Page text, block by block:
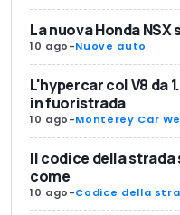
La nuova Honda
10 ago-Nuove auto
L'hypercar col V8 da
in fuoristrada
10 ago-Monterey Car
Il codice della strada
come
10 ago-Codice della